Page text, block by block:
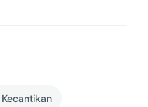
Kecantikan